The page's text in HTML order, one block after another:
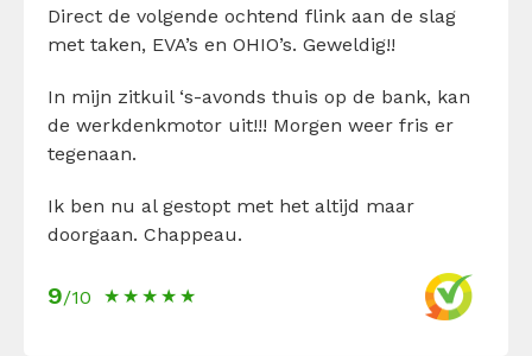
Direct de volgende ochtend flink aan de slag
met taken, EVA’s en OHIO’s. Geweldig!!
In mijn zitkuil ‘s-avonds thuis op de bank, kan
de werkdenkmotor uit!!! Morgen weer fris er
tegenaan.
Ik ben nu al gestopt met het altijd maar
doorgaan. Chappeau.
9/10